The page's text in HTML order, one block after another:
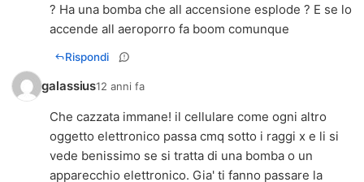
? Ha una bomba che all accensione esplode ? E se lo
accende all aeroporro fa boom comunque
Rispondi
galassius12 anni fa
Che cazzata immane! il cellulare come ogni altro
oggetto elettronico passa cmq sotto i raggi x e li si
vede benissimo se si tratta di una bomba o un
apparecchio elettronico. Gia' ti fanno passare la